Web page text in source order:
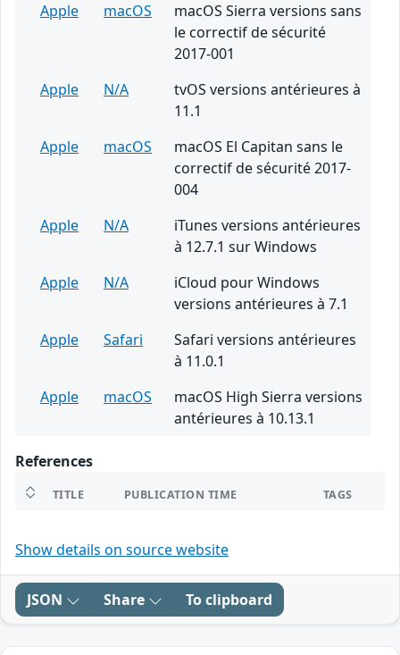
Apple
macOS
macOS Sierra versions sans
le correctif de sécurité
2017-001
Apple
N/A
tvOS versions antérieures à
11.1
Apple
macOS
macOS El Capitan sans le
correctif de sécurité 2017-
004
Apple
N/A
iTunes versions antérieures
à 12.7.1 sur Windows
Apple
N/A
iCloud pour Windows
versions antérieures à 7.1
Apple
Safari
Safari versions antérieures
à 11.0.1
Apple
macOS
macOS High Sierra versions
antérieures à 10.13.1
References
TITLE PUBLICATION TIME TAGS
Show details on source website
JSON Share To clipboard